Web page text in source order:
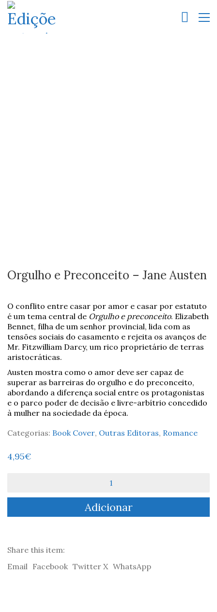
Orgulho e Preconceito – Jane Austen
O conflito entre casar por amor e casar por estatuto
é um tema central de Orgulho e preconceito. Elizabeth
Bennet, filha de um senhor provincial, lida com as
tensões sociais do casamento e rejeita os avanços de
Mr. Fitzwilliam Darcy, um rico proprietário de terras
aristocráticas.
Austen mostra como o amor deve ser capaz de
superar as barreiras do orgulho e do preconceito,
abordando a diferença social entre os protagonistas
e o parco poder de decisão e livre-arbítrio concedido
à mulher na sociedade da época.
Categorias: Book Cover, Outras Editoras, Romance
4,95€
Orgulho
Preconceito
Austen
Adicionar
Share this item:
Email Facebook Twitter X WhatsApp